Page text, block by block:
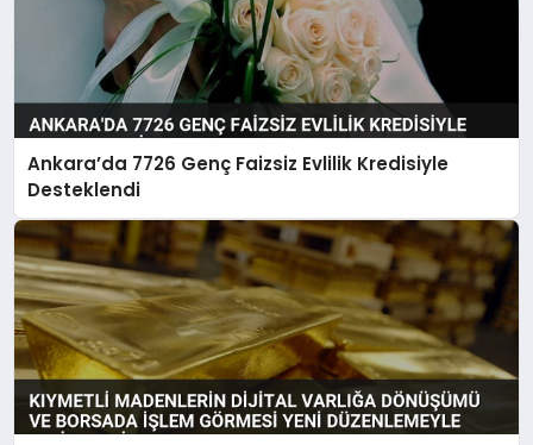
Ankara’da 7726 Genç Faizsiz Evlilik Kredisiyle
Desteklendi